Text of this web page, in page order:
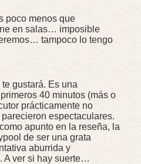
poco menos que
en salas… imposible
tampoco lo tengo
gustará. Es una
40 minutos (más o
prácticamente no
espectaculares.
apunto en la reseña, la
de ser una grata
aburrida y
A ver si hay suerte…